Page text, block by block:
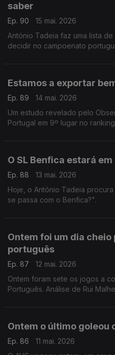
saber
Ep. 90
15 mai. 2026
António Tadeia faz uma lista
decidir no campoenato
Estamos a exportar
Ep. 89
14 mai. 2026
Um estudo revelado pelo
Portugal em 9º lugar no
O SL Benfica estará
Ep. 88
13 mai. 2026
Hoje, o António Tadeia
se passa com o Benfica?".
Ontem foi um dia cheio
português
Ep. 87
12 mai. 2026
Ontem foram sete os jogos a
Português. Análise de Rui
Ontem o último goleou
Ep. 86
11 mai. 2026